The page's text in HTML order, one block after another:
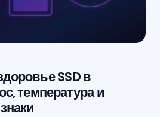
SSD в
температура и